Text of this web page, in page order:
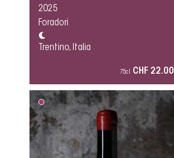
2025
Foradori
Trentino, Italia
75cl CHF 22.00